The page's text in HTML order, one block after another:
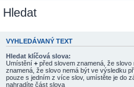
Hledat
VYHLEDÁVANÝ TEXT
Hledat klíčová slova:
Umístění + před slovem znamená, že
znamená, že slovo nemá být ve výsledku
pouze s jedním z více slov, umístěte je do
nahradíte část slova